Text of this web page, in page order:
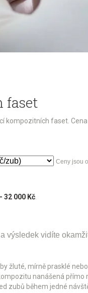
faset
faset.
Ceny jsou
32 000 Kč
výsledek vidíte
žluté, mírně prasklé
nanášená přímo
zubů během jedné